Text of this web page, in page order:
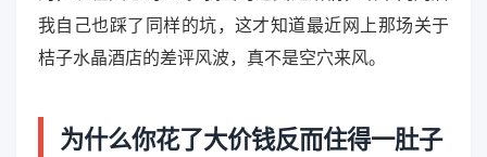
我自己也踩了同样的坑，这才知道最近网上那场关于
桔子水晶酒店的差评风波，真不是空穴来风。
为什么你花了大价钱反而住得一肚子